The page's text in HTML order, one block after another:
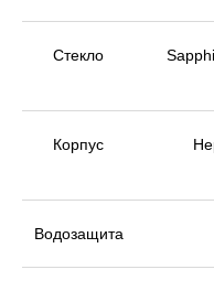
Стекло
Корпус
Водозащита